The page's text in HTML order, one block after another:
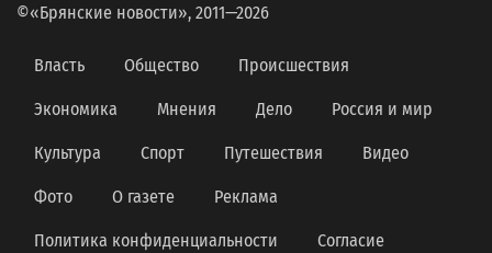
©«Брянские новости», 2011—2026
Власть Общество Происшествия
Экономика Мнения Дело Россия и мир
Культура Спорт Путешествия Видео
Фото О газете Реклама
Политика конфиденциальности Согласие